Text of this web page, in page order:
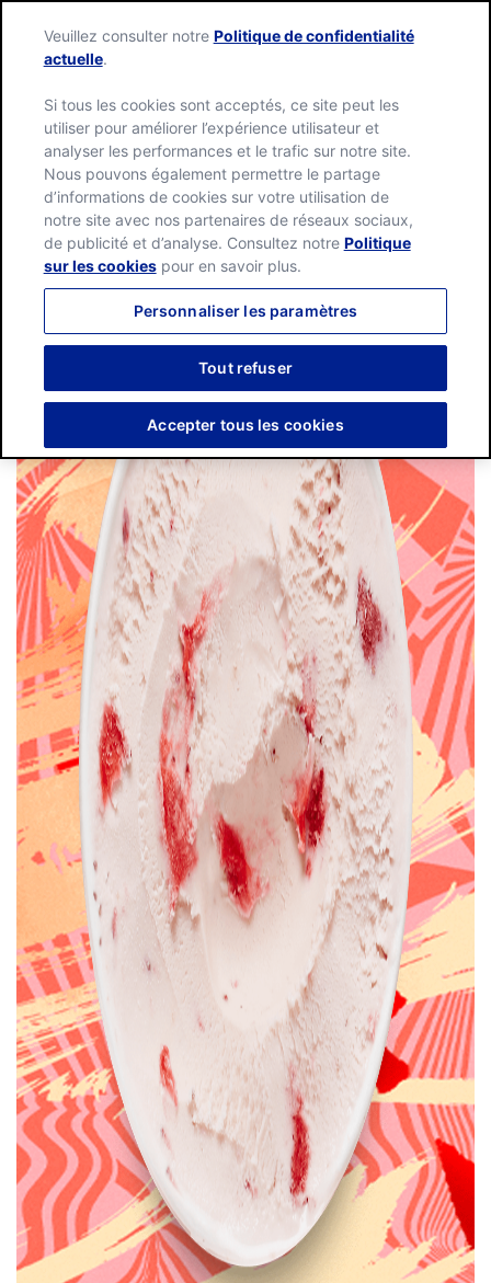
Language: English Français
Veuillez consulter notre Politique de confidentialité
actuelle.
Si tous les cookies sont acceptés, ce site peut les
utiliser pour améliorer l’expérience utilisateur et
analyser les performances et le trafic sur notre site.
Nous pouvons également permettre le partage
d’informations de cookies sur votre utilisation de
notre site avec nos partenaires de réseaux sociaux,
de publicité et d’analyse. Consultez notre Politique
sur les cookiespour en savoir plus.
Personnaliser les paramètres
Tout refuser
Accepter tous les cookies